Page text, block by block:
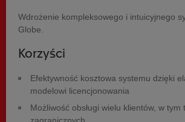
Wdrożenie kompleksowego i intuicyjnego
Globe.
Korzyści
Efektywność kosztowa systemu dzięki
modelowi licencjonowania
Możliwość obsługi wielu klientów, w tym